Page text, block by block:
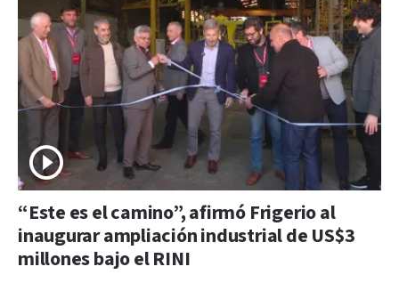
“Este es el camino”, afirmó Frigerio al
inaugurar ampliación industrial de US$3
millones bajo el RINI